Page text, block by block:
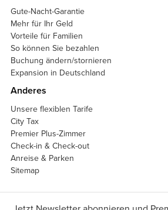
Gute-Nacht-Garantie
Mehr für Ihr Geld
Vorteile für Familien
So können Sie bezahlen
Buchung ändern/stornieren
Expansion in Deutschland
Anderes
Unsere flexiblen Tarife
City Tax
Premier Plus-Zimmer
Check-in & Check-out
Anreise & Parken
Sitemap